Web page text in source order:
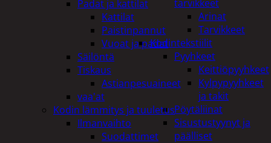
tarvikkeet
Arinat
Tarvikkeet
Kodintekstiilit
Pyyhkeet
Keittiöpyyhkeet
Kylpypyyhkeet
ja takit
Pöytäliinat
Sisustustyynyt ja
päälliset
Padat ja kattilat
Kattilat
Paistinpannut
Vuoat ja padat
Säilöntä
Tiskaus
Astianpesuaineet
vaa'at
Kodin lämmitys ja tuuletus
Ilmanvaihto
Suodattimet